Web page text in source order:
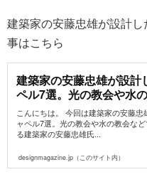
建築家の安藤忠雄が設計
事はこちら
建築家の安藤忠雄が設計
ペル7選。光の教会や水
こんにちは。 今回は建築家の安藤忠
ャペル7選。光の教会や水の教会な
る建築家の安藤忠雄氏...
designmagazine.jp（このサイト内）